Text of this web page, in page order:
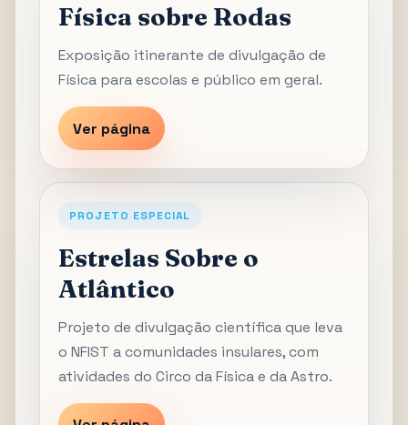
Física sobre Rodas
Exposição itinerante de divulgação de
Física para escolas e público em geral.
Ver página
PROJETO ESPECIAL
Estrelas Sobre o
Atlântico
Projeto de divulgação científica que leva
o NFIST a comunidades insulares, com
atividades do Circo da Física e da Astro.